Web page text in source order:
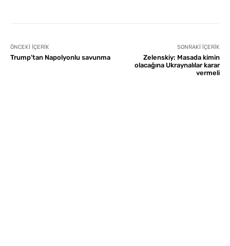
ÖNCEKI İÇERIK
Trump’tan Napolyonlu savunma
SONRAKI İÇERIK
Zelenskiy: Masada kimin
olacağına Ukraynalılar karar
vermeli